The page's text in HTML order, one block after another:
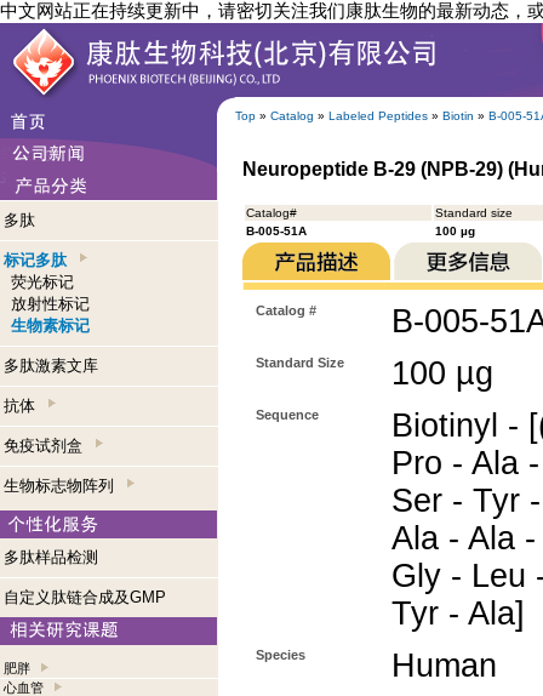
中文网站正在持续更新中，请密切关注我们康肽生物的最新动态，
Top » Catalog » Labeled Peptides » Biotin » B-005-
多肽
标记多肽
荧光标记
放射性标记
生物素标记
多肽激素文库
抗体
免疫试剂盒
生物标志物阵列
多肽样品检测
自定义肽链合成及GMP
肥胖
心血管
Neuropeptide B-29 (NPB-29)
Catalog#
Standard size
B-005-51A
100 µg
Catalog # B-005-
Standard Size 100 µg
Sequence
Biotinyl -
Pro - Ala
Ser - Tyr
Ala - Ala
Gly - Leu
Tyr - Ala]
Species Human